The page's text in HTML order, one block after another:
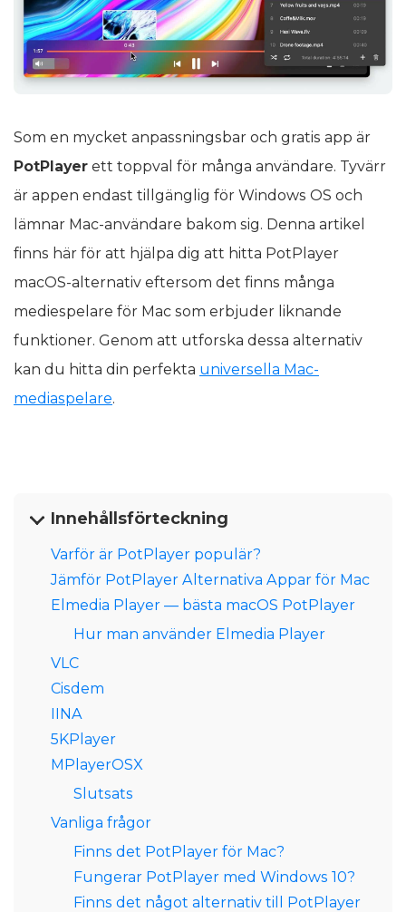
Som en mycket anpassningsbar och gratis app är
PotPlayer ett toppval för många användare. Tyvärr
är appen endast tillgänglig för Windows OS och
lämnar Mac-användare bakom sig. Denna artikel
finns här för att hjälpa dig att hitta PotPlayer
macOS-alternativ eftersom det finns många
mediespelare för Mac som erbjuder liknande
funktioner. Genom att utforska dessa alternativ
kan du hitta din perfekta universella Mac-
mediaspelare.
Innehållsförteckning
Varför är PotPlayer populär?
Jämför PotPlayer Alternativa Appar för Mac
Elmedia Player — bästa macOS PotPlayer
Hur man använder Elmedia Player
VLC
Cisdem
IINA
5KPlayer
MPlayerOSX
Slutsats
Vanliga frågor
Finns det PotPlayer för Mac?
Fungerar PotPlayer med Windows 10?
Finns det något alternativ till PotPlayer